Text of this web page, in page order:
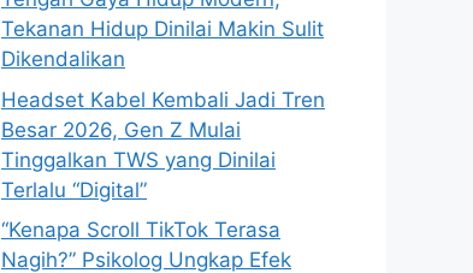
Tekanan Hidup Dinilai Makin Sulit
Dikendalikan
Headset Kabel Kembali Jadi Tren
Besar 2026, Gen Z Mulai
Tinggalkan TWS yang Dinilai
Terlalu “Digital”
“Kenapa Scroll TikTok Terasa
Nagih?” Psikolog Ungkap Efek